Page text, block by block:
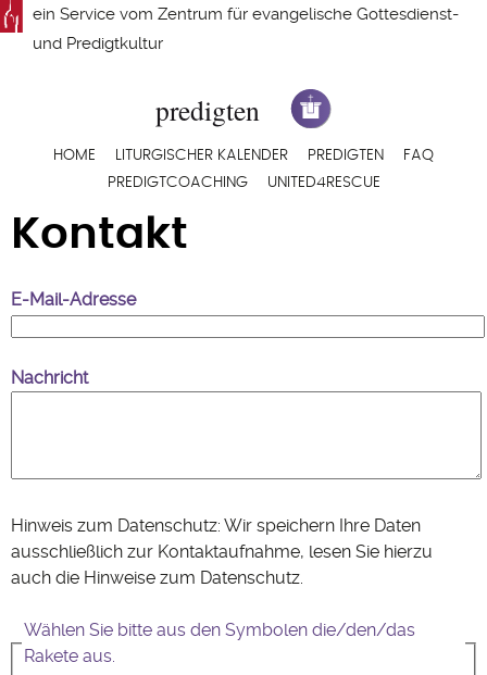
Direkt
zum
ein Service vom Zentrum für evangelische Gottesdienst-
und Predigtkultur
Hauptnavigation
HOME LITURGISCHER KALENDER PREDIGTEN
FAQ
PREDIGTCOACHING
UNITED4RESCUE
Kontakt
E-Mail-Adresse
Nachricht
Hinweis zum Datenschutz: Wir speichern Ihre Daten
ausschließlich zur Kontaktaufnahme, lesen Sie hierzu
auch die Hinweise zum Datenschutz.
Wählen Sie bitte aus den Symbolen die/den/das
Rakete aus.